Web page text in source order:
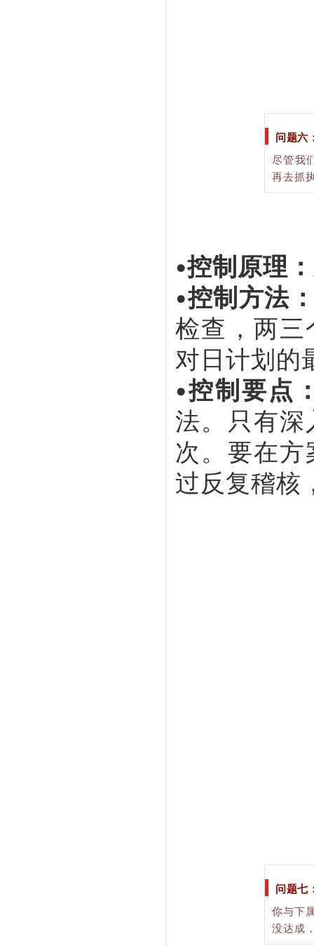
问题六
尽管我
再去抓
•控制原理：
•控制方法
检查，两
对日计划的
•控制要点
法。只有
次。要在
过反复稽核
问题七
你与下
没达成